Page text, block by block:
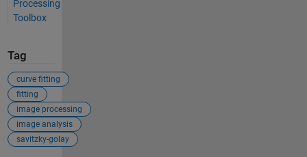
Processing
Toolbox
Tag
curve fitting
fitting
image processing
image analysis
savitzky-golay